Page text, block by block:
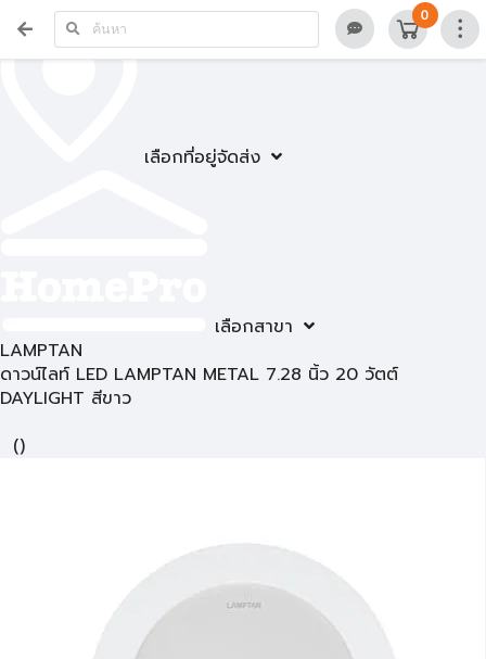
เลือกที่อยู่จัดส่ง
เลือกสาขา
0
LAMPTAN
ดาวน์ไลท์ LED LAMPTAN METAL 7.28 นิ้ว 20 วัตต์
DAYLIGHT สีขาว
()